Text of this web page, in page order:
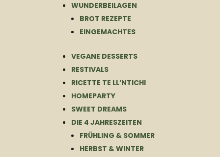
WUNDERBEILAGEN
BROT REZEPTE
EINGEMACHTES
VEGANE DESSERTS
RESTIVALS
RICETTE TE LL’NTICHI
HOMEPARTY
SWEET DREAMS
DIE 4 JAHRESZEITEN
FRÜHLING & SOMMER
HERBST & WINTER